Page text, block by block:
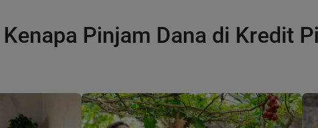
Kenapa Pinjam Dana di Kredit